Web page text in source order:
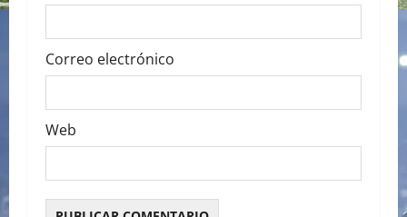
Correo electrónico
Web